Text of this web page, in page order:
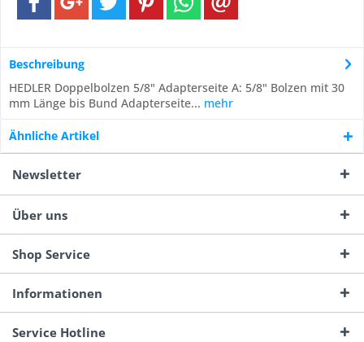
Beschreibung
HEDLER Doppelbolzen 5/8" Adapterseite A: 5/8" Bolzen mit 30
mm Länge bis Bund Adapterseite... mehr
Ähnliche Artikel
Newsletter
Über uns
Shop Service
Informationen
Service Hotline